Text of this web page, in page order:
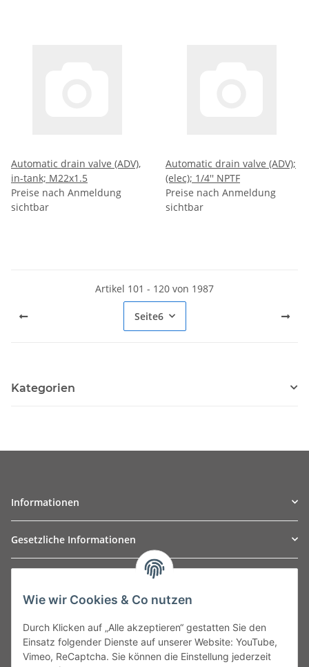
Automatic drain valve (ADV),
in-tank; M22x1.5
Preise nach Anmeldung
sichtbar
Automatic drain valve (ADV);
(elec); 1/4'' NPTF
Preise nach Anmeldung
sichtbar
Artikel 101 - 120 von 1987
Seite6
Kategorien
Informationen
Gesetzliche Informationen
Leibnizstraße 2a
Germany
Phone:+49 40 5287270
Wie wir Cookies & Co nutzen
Durch Klicken auf „Alle akzeptieren“ gestatten Sie den
Einsatz folgender Dienste auf unserer Website: YouTube,
Vimeo, ReCaptcha. Sie können die Einstellung jederzeit